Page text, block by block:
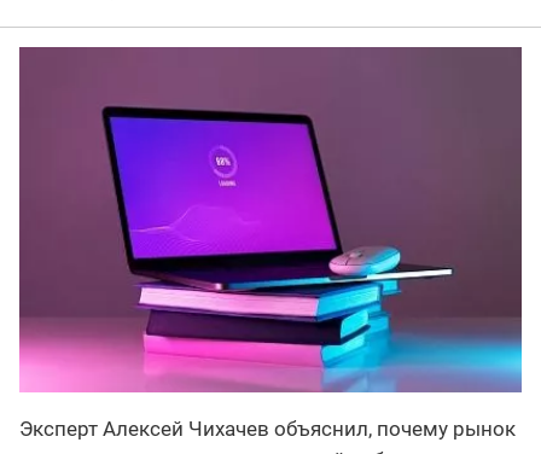
Эксперт Алексей Чихачев объяснил, почему рынок